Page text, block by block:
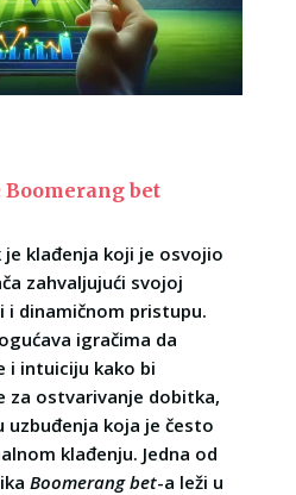
Boomerang bet
klađenja koji je osvojio
zahvaljujući svojoj
dinamičnom pristupu.
igračima da
i intuiciju kako bi
za ostvarivanje dobitka,
uzbuđenja koja je često
klađenju. Jedna od
Boomerang bet-a leži u